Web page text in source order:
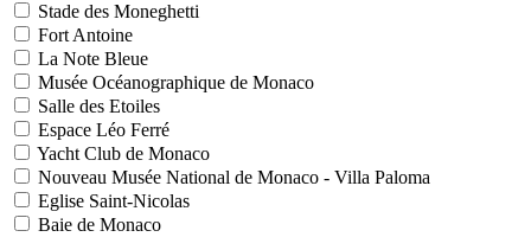
Stade des Moneghetti
Fort Antoine
La Note Bleue
Musée Océanographique de Monaco
Salle des Etoiles
Espace Léo Ferré
Yacht Club de Monaco
Nouveau Musée National de Monaco - Villa Paloma
Eglise Saint-Nicolas
Baie de Monaco